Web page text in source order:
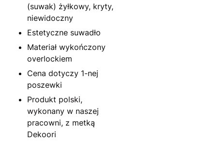
(suwak) żyłkowy, kryty,
niewidoczny
Estetyczne suwadło
Materiał wykończony
overlockiem
Cena dotyczy 1-nej
poszewki
Produkt polski,
wykonany w naszej
pracowni, z metką
Dekoori